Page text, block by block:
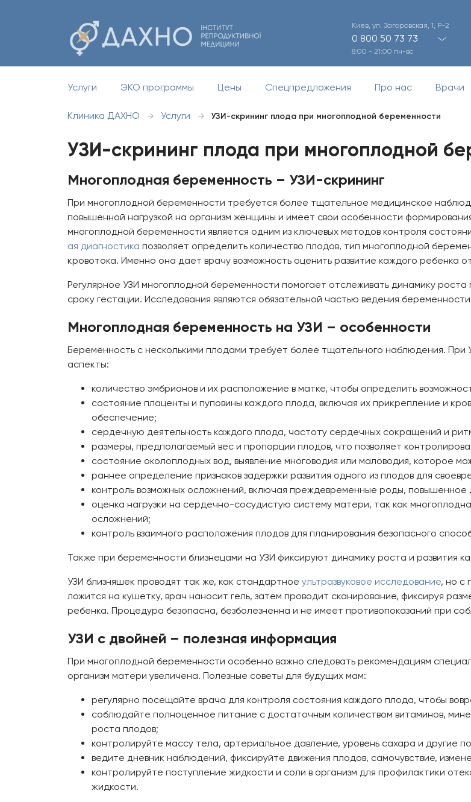
Киев, ул. Загоровская, 1, Р-2
0 800 50 73 73
8:00 - 21:00 пн-вс
Услуги ЭКО программы Цены Спецпредложения Про нас Врачи
Клиника ДАХНО → Услуги → УЗИ-скрининг плода при многоплодной беременности
УЗИ-скрининг плода при многоплодной
Многоплодная беременность – УЗИ-скрининг
При многоплодной беременности требуется более тщательное медицинское
повышенной нагрузкой на организм женщины и имеет свои особенности
многоплодной беременности является одним из ключевых методов контроля
ая диагностика позволяет определить количество плодов, тип многоплодной
кровотока. Именно она дает врачу возможность оценить развитие каждого ребенка
Регулярное УЗИ многоплодной беременности помогает отслеживать динамику
сроку гестации. Исследования являются обязательной частью ведения
Многоплодная беременность на УЗИ – особенности
Беременность с несколькими плодами требует более тщательного наблюдения.
аспекты:
количество эмбрионов и их расположение в матке, чтобы определить
состояние плаценты и пуповины каждого плода, включая их прикрепление и
обеспечение;
сердечную деятельность каждого плода, частоту сердечных сокращений и
размеры, предполагаемый вес и пропорции плодов, что позволяет
состояние околоплодных вод, выявление многоводия или маловодия, которое
раннее определение признаков задержки развития одного из плодов для
контроль возможных осложнений, включая преждевременные роды, повышенное
оценка нагрузки на сердечно-сосудистую систему матери, так как
осложнений;
контроль взаимного расположения плодов для планирования безопасного
Также при беременности близнецами на УЗИ фиксируют динамику роста и развития
УЗИ близняшек проводят так же, как стандартное ультразвуковое исследование, но с
ложится на кушетку, врач наносит гель, затем проводит сканирование, фиксируя
ребенка. Процедура безопасна, безболезненна и не имеет противопоказаний при
УЗИ с двойней – полезная информация
При многоплодной беременности особенно важно следовать рекомендациям
организм матери увеличена. Полезные советы для будущих мам:
регулярно посещайте врача для контроля состояния каждого плода, чтобы
соблюдайте полноценное питание с достаточным количеством витаминов,
роста плодов;
контролируйте массу тела, артериальное давление, уровень сахара и другие
ведите дневник наблюдений, фиксируйте движения плодов, самочувствие,
контролируйте поступление жидкости и соли в организм для профилактики
жидкости.